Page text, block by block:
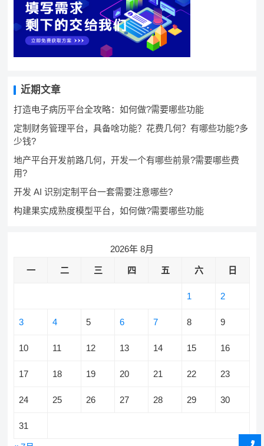
近期文章
打造电子病历平台全攻略：如何做?需要哪些功能
定制财务管理平台，具备啥功能？花费几何？有哪些功能?多
少钱?
地产平台开发前路几何，开发一个有哪些前景?需要哪些费
用?
开发 AI 识别定制平台一套需要注意哪些?
构建果实成熟度模型平台，如何做?需要哪些功能
2026年 8月
一 二 三 四 五 六 日
1 2
3 4 5 6 7 8 9
10 11 12 13 14 15 16
17 18 19 20 21 22 23
24 25 26 27 28 29 30
31